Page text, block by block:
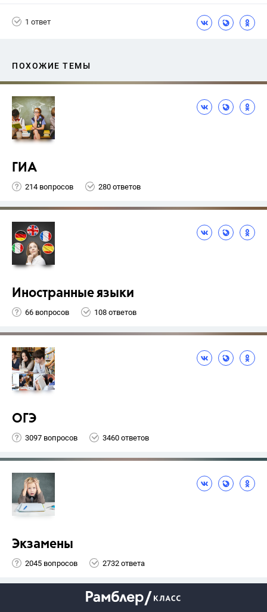
1 ответ
ПОХОЖИЕ ТЕМЫ
ГИА
214 вопросов 280 ответов
Иностранные языки
66 вопросов 108 ответов
ОГЭ
3097 вопросов 3460 ответов
Экзамены
2045 вопросов 2732 ответа